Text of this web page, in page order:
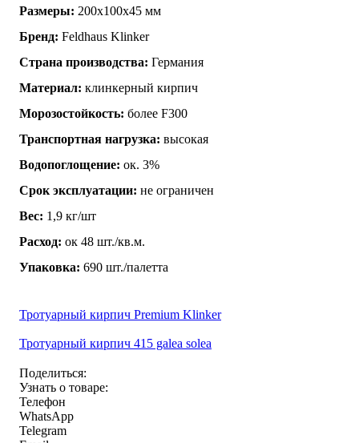
Размеры: 200x100x45 мм
Бренд: Feldhaus Klinker
Страна производства: Германия
Материал: клинкерный кирпич
Морозостойкость: более F300
Транспортная нагрузка: высокая
Водопоглощение: ок. 3%
Срок эксплуатации: не ограничен
Вес: 1,9 кг/шт
Расход: ок 48 шт./кв.м.
Упаковка: 690 шт./палетта
Тротуарный кирпич Premium Klinker
Тротуарный кирпич 415 galea solea
Поделиться:
Узнать о товаре:
Телефон
WhatsApp
Telegram